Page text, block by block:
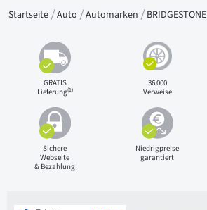
Startseite Auto Automarken BRIDGESTONE
GRATIS
Lieferung(1)
36 000
Verweise
Sichere
Webseite
& Bezahlung
Niedrigpreise
garantiert